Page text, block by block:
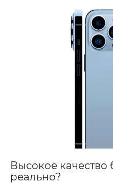
Высокое качество
реально?